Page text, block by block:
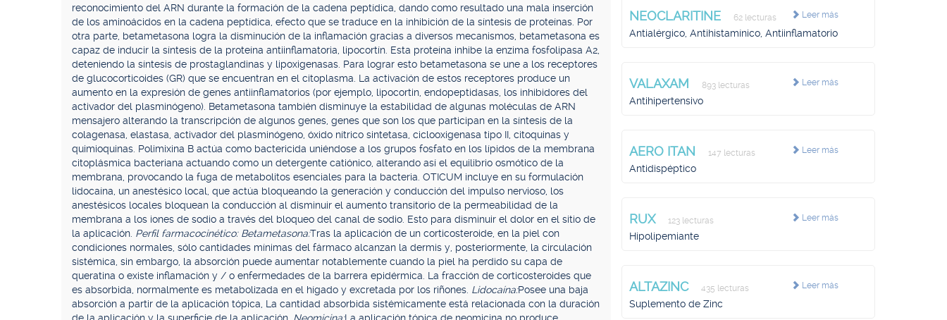
reconocimiento del ARN durante la formación de la cadena peptídica, dando como resultado una mala inserción
de los aminoácidos en la cadena peptídica, efecto que se traduce en la inhibición de la síntesis de proteínas. Por
otra parte, betametasona logra la disminución de la inflamación gracias a diversos mecanismos, betametasona es
capaz de inducir la síntesis de la proteína antiinflamatoria, lipocortín. Esta proteína inhibe la enzima fosfolipasa A2,
deteniendo la síntesis de prostaglandinas y lipoxigenasas. Para lograr esto betametasona se une a los receptores
de glucocorticoides (GR) que se encuentran en el citoplasma. La activación de estos receptores produce un
aumento en la expresión de genes antiinflamatorios (por ejemplo, lipocortin, endopeptidasas, los inhibidores del
activador del plasminógeno). Betametasona también disminuye la estabilidad de algunas moléculas de ARN
mensajero alterando la transcripción de algunos genes, genes que son los que participan en la síntesis de la
colagenasa, elastasa, activador del plasminógeno, óxido nítrico sintetasa, ciclooxigenasa tipo II, citoquinas y
quimioquinas. Polimixina B actúa como bactericida uniéndose a los grupos fosfato en los lípidos de la membrana
citoplásmica bacteriana actuando como un detergente catiónico, alterando así el equilibrio osmótico de la
membrana, provocando la fuga de metabolitos esenciales para la bacteria. OTICUM incluye en su formulación
lidocaína, un anestésico local, que actúa bloqueando la generación y conducción del impulso nervioso, los
anestésicos locales bloquean la conducción al disminuir el aumento transitorio de la permeabilidad de la
membrana a los iones de sodio a través del bloqueo del canal de sodio. Esto para disminuir el dolor en el sitio de
la aplicación. Perfil farmacocinético: Betametasona:Tras la aplicación de un corticosteroide, en la piel con
condiciones normales, sólo cantidades mínimas del fármaco alcanzan la dermis y, posteriormente, la circulación
sistémica, sin embargo, la absorción puede aumentar notablemente cuando la piel ha perdido su capa de
queratina o existe inflamación y / o enfermedades de la barrera epidérmica. La fracción de corticosteroides que
es absorbida, normalmente es metabolizada en el hígado y excretada por los riñones. Lidocaína:Posee una baja
absorción a partir de la aplicación tópica, La cantidad absorbida sistémicamente está relacionada con la duración
Leer más
NEOCLARITINE 62 lecturas
Antialérgico, Antihistamínico, Antiinflamatorio
Leer más
VALAXAM 893 lecturas
Antihipertensivo
Leer más
AERO ITAN 147 lecturas
Antidispéptico
Leer más
RUX 123 lecturas
Hipolipemiante
Leer más
ALTAZINC 435 lecturas
Suplemento de Zinc